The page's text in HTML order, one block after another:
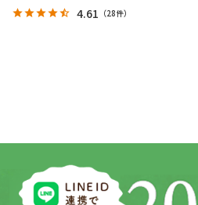
4.61 （28件）